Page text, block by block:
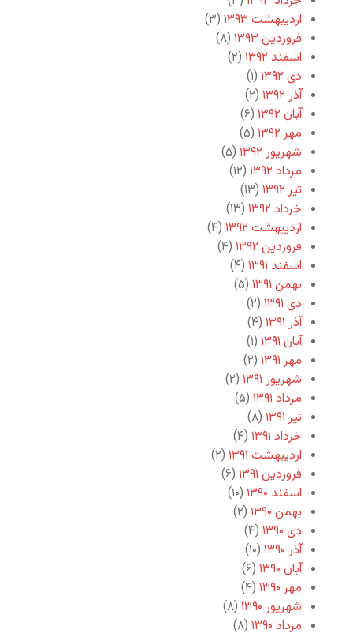
اردیبهشت ۱۳۹۳
(۳)
فروردین ۱۳۹۳
(۸)
اسفند ۱۳۹۲
(۲)
دی ۱۳۹۲
(۱)
آذر ۱۳۹۲
(۲)
آبان ۱۳۹۲
(۶)
مهر ۱۳۹۲
(۵)
شهریور ۱۳۹۲
(۵)
مرداد ۱۳۹۲
(۱۲)
تیر ۱۳۹۲
(۱۳)
خرداد ۱۳۹۲
(۱۳)
اردیبهشت ۱۳۹۲
(۴)
فروردین ۱۳۹۲
(۴)
اسفند ۱۳۹۱
(۴)
بهمن ۱۳۹۱
(۵)
دی ۱۳۹۱
(۲)
آذر ۱۳۹۱
(۴)
آبان ۱۳۹۱
(۱)
مهر ۱۳۹۱
(۲)
شهریور ۱۳۹۱
(۲)
مرداد ۱۳۹۱
(۵)
تیر ۱۳۹۱
(۸)
خرداد ۱۳۹۱
(۴)
اردیبهشت ۱۳۹۱
(۲)
فروردین ۱۳۹۱
(۶)
اسفند ۱۳۹۰
(۱۰)
بهمن ۱۳۹۰
(۲)
دی ۱۳۹۰
(۴)
آذر ۱۳۹۰
(۱۰)
آبان ۱۳۹۰
(۶)
مهر ۱۳۹۰
(۴)
شهریور ۱۳۹۰
(۸)
مرداد ۱۳۹۰
(۸)